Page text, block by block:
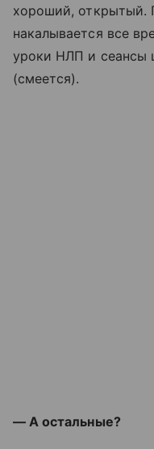
хороший, открытый.
накалывается все
уроки НЛП и сеансы
(смеется).
— А остальные?